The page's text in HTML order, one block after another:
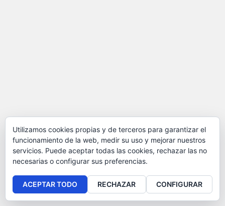
Utilizamos cookies propias y de terceros para garantizar el
funcionamiento de la web, medir su uso y mejorar nuestros
servicios. Puede aceptar todas las cookies, rechazar las no
necesarias o configurar sus preferencias.
ACEPTAR TODO RECHAZAR CONFIGURAR